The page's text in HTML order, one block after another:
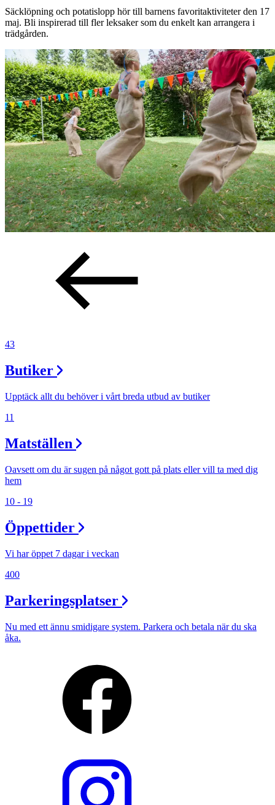
Säcklöpning och potatislopp hör till barnens favoritaktiviteter den 17
maj. Bli inspirerad till fler leksaker som du enkelt kan arrangera i
trädgården.
43
Butiker
Upptäck allt du behöver i vårt breda utbud av butiker
11
Matställen
Oavsett om du är sugen på något gott på plats eller vill ta med dig
hem
10 - 19
Öppettider
Vi har öppet 7 dagar i veckan
400
Parkeringsplatser
Nu med ett ännu smidigare system. Parkera och betala när du ska
åka.